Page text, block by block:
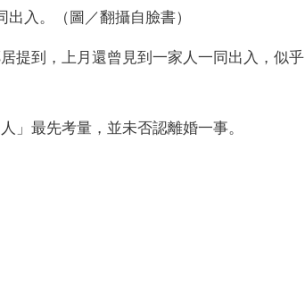
入。（圖／翻攝自臉書）
提到，上月還曾見到一家人一同出入，似乎
」最先考量，並未否認離婚一事。